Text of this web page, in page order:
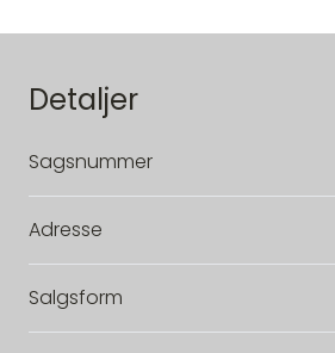
Detaljer
Sagsnummer
Adresse
Salgsform